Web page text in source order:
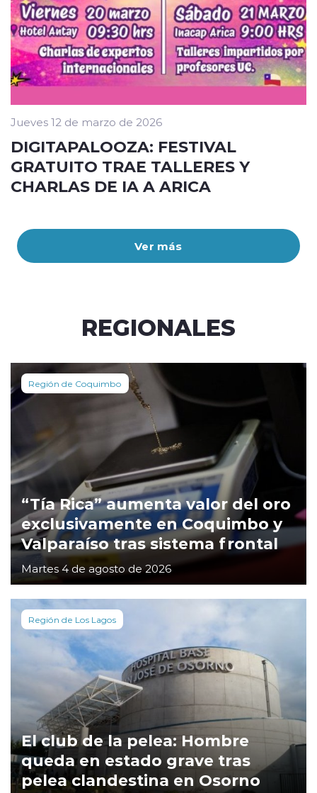
Ver más
Jueves 12 de marzo de 2026
DIGITAPALOOZA: FESTIVAL
GRATUITO TRAE TALLERES Y
CHARLAS DE IA A ARICA
REGIONALES
Región de Coquimbo
“Tía Rica” aumenta valor del oro
exclusivamente en Coquimbo y
Valparaíso tras sistema frontal
Martes 4 de agosto de 2026
Región de Los Lagos
El club de la pelea: Hombre
queda en estado grave tras
pelea clandestina en Osorno